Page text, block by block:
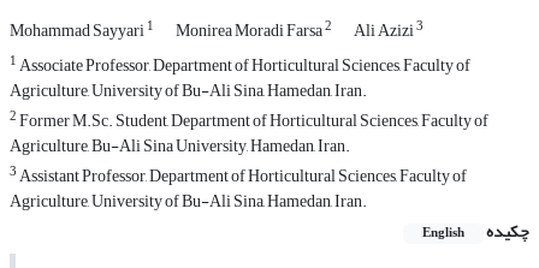
Mohammad Sayyari1 Monirea Moradi Farsa2 Ali Azizi3
1Associate Professor, Department of Horticultural Sciences, Faculty of
Agriculture, University of Bu-Ali Sina, Hamedan, Iran.
2Former M.Sc. Student, Department of Horticultural Sciences, Faculty of
Agriculture, Bu-Ali Sina University, Hamedan, Iran.
3Assistant Professor, Department of Horticultural Sciences, Faculty of
Agriculture, University of Bu-Ali Sina, Hamedan, Iran.
چکیده
English